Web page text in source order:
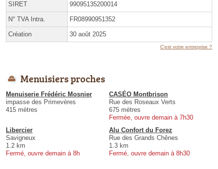
SIRET 99095135200014
N° TVA Intra. FR08990951352
Création 30 août 2025
C'est votre entreprise ?
Menuisiers proches
Menuiserie Frédéric Mosnier
impasse des Primevères
415 mètres
CASÉO Montbrison
Rue des Roseaux Verts
675 mètres
Fermée, ouvre demain à 7h30
Libercier
Savigneux
1.2 km
Fermé, ouvre demain à 8h
Alu Confort du Forez
Rue des Grands Chênes
1.3 km
Fermé, ouvre demain à 8h30